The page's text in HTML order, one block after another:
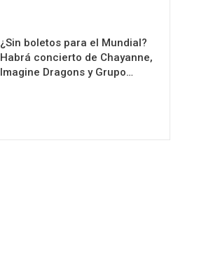
¿Sin boletos para el Mundial?
Habrá concierto de Chayanne,
Imagine Dragons y Grupo…